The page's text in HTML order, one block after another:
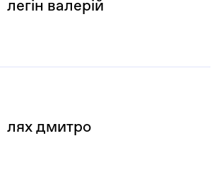
легін валерій
лях дмитро